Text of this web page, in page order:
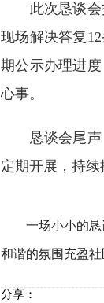
此次恳谈会打
现场解决答复
期公示办理进
心事。
恳谈会尾声，
定期开展，持续
一场小小的恳谈
和谐的氛围充盈
分享：